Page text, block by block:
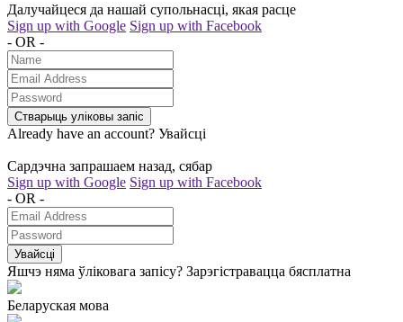
Далучайцеся да нашай супольнасці, якая расце
Sign up with Google Sign up with Facebook
- OR -
Стварыць уліковы запіс
Already have an account? Увайсці
Сардэчна запрашаем назад, сябар
Sign up with Google Sign up with Facebook
- OR -
Увайсці
Яшчэ няма ўліковага запісу? Зарэгістравацца бясплатна
Беларуская мова